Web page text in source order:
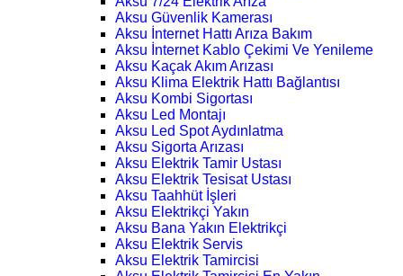
Aksu Güvenlik Kamerası
Aksu İnternet Hattı Arıza Bakım
Aksu İnternet Kablo Çekimi Ve Yenileme
Aksu Kaçak Akım Arızası
Aksu Klima Elektrik Hattı Bağlantısı
Aksu Kombi Sigortası
Aksu Led Montajı
Aksu Led Spot Aydınlatma
Aksu Sigorta Arızası
Aksu Elektrik Tamir Ustası
Aksu Elektrik Tesisat Ustası
Aksu Taahhüt İşleri
Aksu Elektrikçi Yakın
Aksu Bana Yakın Elektrikçi
Aksu Elektrik Servis
Aksu Elektrik Tamircisi